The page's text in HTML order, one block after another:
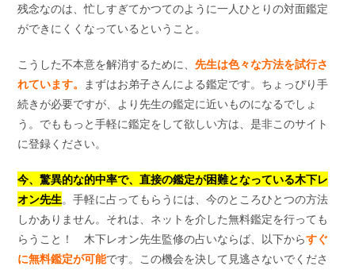
残念なのは、忙しすぎてかつてのように一人ひとりの対面鑑定
ができにくくなっているということ。
こうした不本意を解消するために、先生は色々な方法を試行さ
れています。 まずはお弟子さんによる鑑定です。ちょっぴり手
続きが必要ですが、より先生の鑑定に近いものになるでしょ
う。でももっと手軽に鑑定をして欲しい方は、是非このサイト
に登録ください。
今、驚異的な的中率で、直接の鑑定が困難となっている木下レ
オン先生。手軽に占ってもらうには、今のところひとつの方法
しかありません。それは、ネットを介した無料鑑定を行っても
らうこと！ 木下レオン先生監修の占いならば、以下からすぐ
に無料鑑定が可能です。この機会を決して見逃さないでくださ